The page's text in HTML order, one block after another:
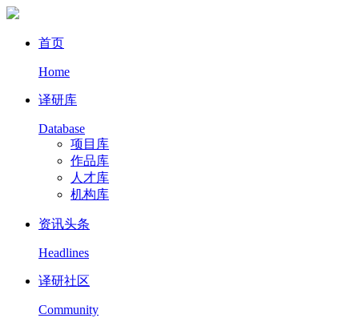
首页
Home
译研库
Database
项目库
作品库
人才库
机构库
资讯头条
Headlines
译研社区
Community